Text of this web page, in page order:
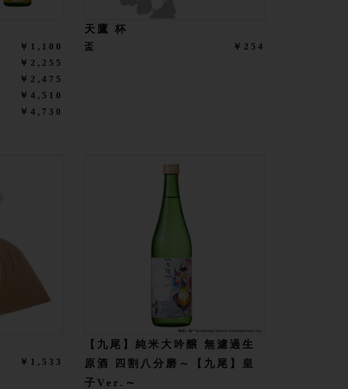
￥1,100
￥2,255
￥2,475
￥4,510
￥4,730
天鷹 杯
盃 ￥254
￥1,533
【九尾】純米大吟醸 無濾過生
原酒 四割八分磨～【九尾】皇
子Ver.～